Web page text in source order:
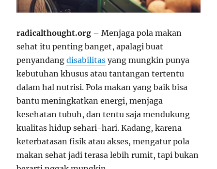
radicalthought.org – Menjaga pola makan
sehat itu penting banget, apalagi buat
penyandangdisabilitas yang mungkin punya
kebutuhan khusus atau tantangan tertentu
dalam hal nutrisi. Pola makan yang baik bisa
bantu meningkatkan energi, menjaga
kesehatan tubuh, dan tentu saja mendukung
kualitas hidup sehari-hari. Kadang, karena
keterbatasan fisik atau akses, mengatur pola
makan sehat jadi terasa lebih rumit, tapi bukan